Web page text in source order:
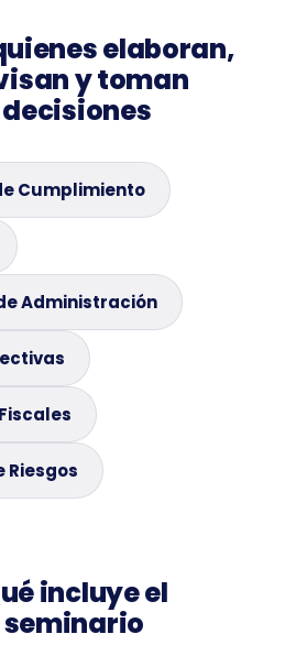
elaboran,
y toman
decisiones
Cumplimiento
Administración
Riesgos
incluye el
seminario